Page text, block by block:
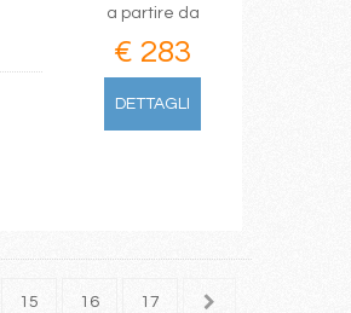
a partire da
€ 283
DETTAGLI
15 16 17 18